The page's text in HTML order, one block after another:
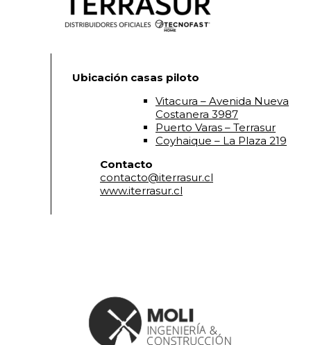
Ubicación casas piloto
Vitacura – Avenida Nueva
Costanera 3987
Puerto Varas – Terrasur
Coyhaique – La Plaza 219
Contacto
contacto@iterrasur.cl
www.iterrasur.cl